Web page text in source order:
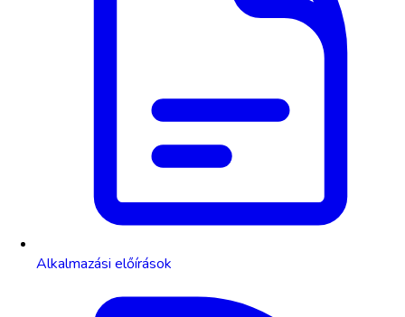
Alkalmazási előírások